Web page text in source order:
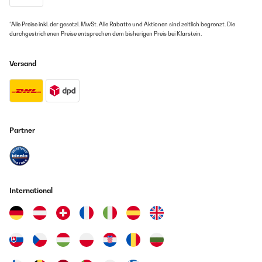
*Alle Preise inkl. der gesetzl. MwSt. Alle Rabatte und Aktionen sind zeitlich begrenzt. Die
durchgestrichenen Preise entsprechen dem bisherigen Preis bei Klarstein.
Versand
Partner
International